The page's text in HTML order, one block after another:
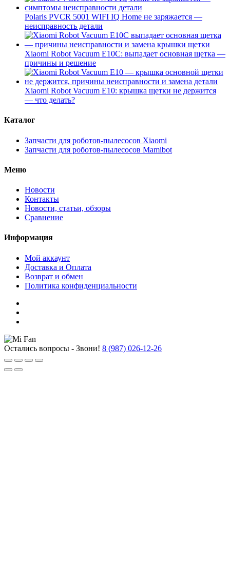
Polaris PVCR 5001 WIFI IQ Home не заряжается —
неисправность детали
Xiaomi Robot Vacuum E10C: выпадает основная щетка —
причины и решение
Xiaomi Robot Vacuum E10: крышка щетки не держится
— что делать?
Каталог
Запчасти для роботов-пылесосов Xiaomi
Запчасти для роботов-пылесосов Mamibot
Меню
Новости
Контакты
Новости, статьи, обзоры
Сравнение
Информация
Мой аккаунт
Доставка и Оплата
Возврат и обмен
Политика конфиденциальности
Остались вопросы - Звони! 8 (987) 026-12-26